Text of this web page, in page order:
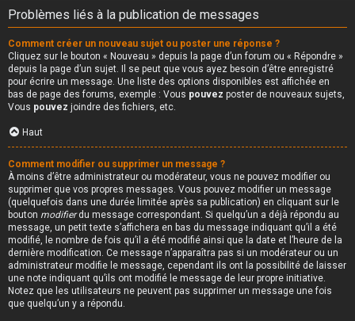
Problèmes liés à la publication de messages
Comment créer un nouveau sujet ou poster une réponse ?
Cliquez sur le bouton « Nouveau » depuis la page d’un forum ou « Répondre »
depuis la page d’un sujet. Il se peut que vous ayez besoin d’être enregistré
pour écrire un message. Une liste des options disponibles est affichée en
bas de page des forums, exemple : Vous pouvez poster de nouveaux sujets,
Vous pouvez joindre des fichiers, etc.
Haut
Comment modifier ou supprimer un message ?
À moins d’être administrateur ou modérateur, vous ne pouvez modifier ou
supprimer que vos propres messages. Vous pouvez modifier un message
(quelquefois dans une durée limitée après sa publication) en cliquant sur le
bouton modifierdu message correspondant. Si quelqu’un a déjà répondu au
message, un petit texte s’affichera en bas du message indiquant qu’il a été
modifié, le nombre de fois qu’il a été modifié ainsi que la date et l’heure de la
dernière modification. Ce message n’apparaîtra pas si un modérateur ou un
administrateur modifie le message, cependant ils ont la possibilité de laisser
une note indiquant qu’ils ont modifié le message de leur propre initiative.
Notez que les utilisateurs ne peuvent pas supprimer un message une fois
que quelqu’un y a répondu.